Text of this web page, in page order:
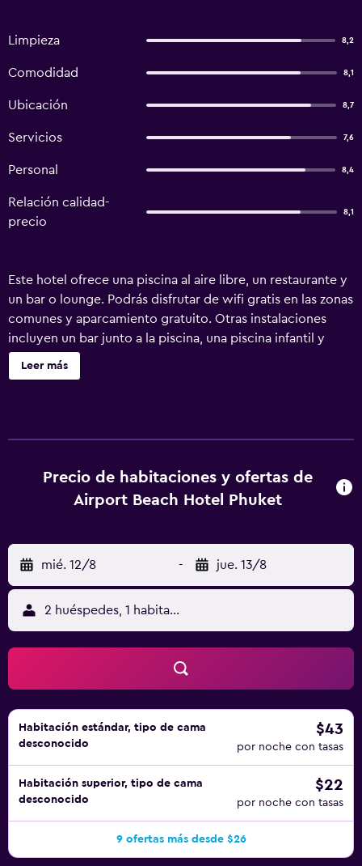
Limpieza 8,2
Comodidad 8,1
Ubicación 8,7
Servicios 7,6
Personal 8,4
Relación calidad-
precio
8,1
Este hotel ofrece una piscina al aire libre, un restaurante y
un bar o lounge. Podrás disfrutar de wifi gratis en las zonas
comunes y aparcamiento gratuito. Otras instalaciones
incluyen un bar junto a la piscina, una piscina infantil y
servicio de recepción 24 horas. Airport Beach Hotel
Phuket ofrece 56 alojamientos con aire acondicionado,
artículos de higiene personal gratuitos, y secador de pelo.
Este hotel en Sa Khu ofrece acceso a Internet wifi gratis.
los días. En el alojamiento hay piscina al aire libre y piscina
infantil.
Leer más
Precio de habitaciones y ofertas de
Airport Beach Hotel Phuket
mié. 12/8 - jue. 13/8
2 huéspedes, 1 habitación
Habitación estándar, tipo de cama
desconocido
$43
por noche con tasas
Habitación superior, tipo de cama
desconocido
$22
por noche con tasas
9 ofertas más desde $26